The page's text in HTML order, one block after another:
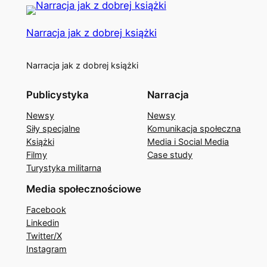
Narracja jak z dobrej książki
Narracja jak z dobrej książki
Publicystyka
Newsy
Siły specjalne
Książki
Filmy
Turystyka militarna
Narracja
Newsy
Komunikacja społeczna
Media i Social Media
Case study
Media społecznościowe
Facebook
Linkedin
Twitter/X
Instagram